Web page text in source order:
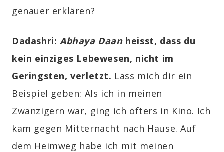
genauer erklären?
Dadashri: Abhaya Daanheisst, dass du
kein einziges Lebewesen, nicht im
Geringsten, verletzt. Lass mich dir ein
Beispiel geben: Als ich in meinen
Zwanzigern war, ging ich öfters in Kino. Ich
kam gegen Mitternacht nach Hause. Auf
dem Heimweg habe ich mit meinen